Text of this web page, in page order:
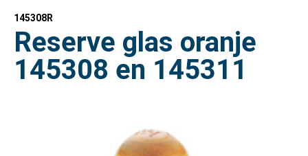
145308R
Reserve glas oranje
145308 en 145311
Afbeeldingengalerij overslaan